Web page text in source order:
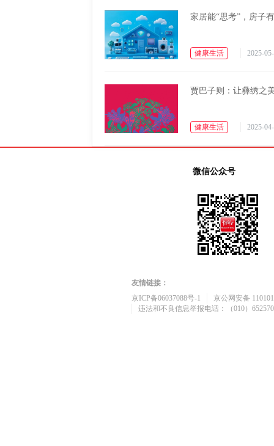
家居能“思考”，房子
健康生活 2025-
贾巴子则：让彝绣之
健康生活 2025-
微信公众号
友情链接：
京ICP备06037088号-1
京公网安备
违法和不良信息举报电话：（010）